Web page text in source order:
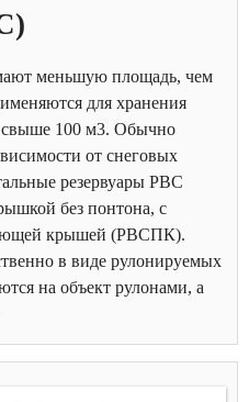
меньшую площадь, чем
для хранения
свыше 100 м3. Обычно
от снеговых
резервуары РВС
без понтона, с
крышей (РВСПК).
в виде рулонируемых
на объект рулонами, а